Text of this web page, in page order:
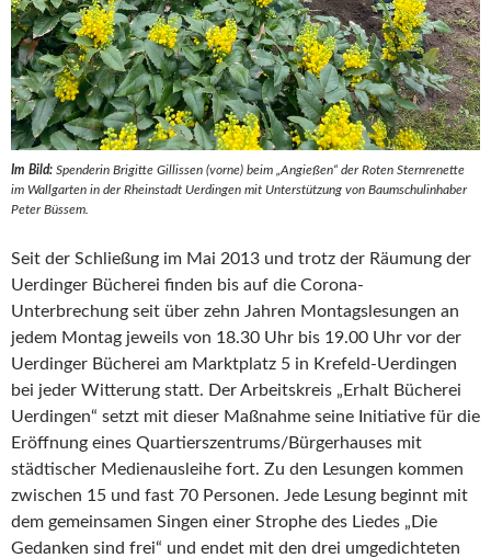
Im Bild: Spenderin Brigitte Gillissen (vorne) beim „Angießen“ der Roten Sternrenette
im Wallgarten in der Rheinstadt Uerdingen mit Unterstützung von Baumschulinhaber
Peter Büssem.
Seit der Schließung im Mai 2013 und trotz der Räumung der
Uerdinger Bücherei finden bis auf die Corona-
Unterbrechung seit über zehn Jahren Montagslesungen an
jedem Montag jeweils von 18.30 Uhr bis 19.00 Uhr vor der
Uerdinger Bücherei am Marktplatz 5 in Krefeld-Uerdingen
bei jeder Witterung statt. Der Arbeitskreis „Erhalt Bücherei
Uerdingen“ setzt mit dieser Maßnahme seine Initiative für die
Eröffnung eines Quartierszentrums/Bürgerhauses mit
städtischer Medienausleihe fort. Zu den Lesungen kommen
zwischen 15 und fast 70 Personen. Jede Lesung beginnt mit
dem gemeinsamen Singen einer Strophe des Liedes „Die
Gedanken sind frei“ und endet mit den drei umgedichteten